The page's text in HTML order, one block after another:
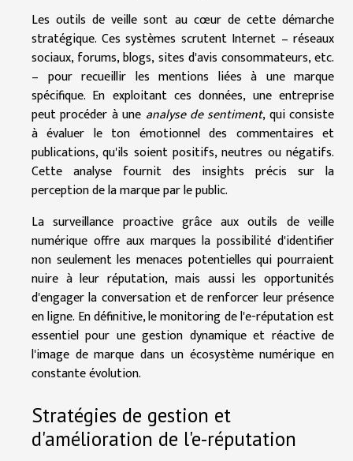
Les outils de veille sont au cœur de cette démarche
stratégique. Ces systèmes scrutent Internet – réseaux
sociaux, forums, blogs, sites d'avis consommateurs, etc.
– pour recueillir les mentions liées à une marque
spécifique. En exploitant ces données, une entreprise
peut procéder à une analyse de sentiment, qui consiste
à évaluer le ton émotionnel des commentaires et
publications, qu'ils soient positifs, neutres ou négatifs.
Cette analyse fournit des insights précis sur la
perception de la marque par le public.
La surveillance proactive grâce aux outils de veille
numérique offre aux marques la possibilité d'identifier
non seulement les menaces potentielles qui pourraient
nuire à leur réputation, mais aussi les opportunités
d'engager la conversation et de renforcer leur présence
en ligne. En définitive, le monitoring de l'e-réputation est
essentiel pour une gestion dynamique et réactive de
l'image de marque dans un écosystème numérique en
constante évolution.
Stratégies de gestion et
d'amélioration de l'e-réputation